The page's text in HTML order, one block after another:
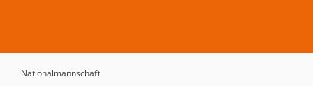
Nationalmannschaft